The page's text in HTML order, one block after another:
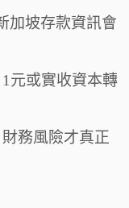
加坡存款資訊會
元或實收資本轉
務風險才真正